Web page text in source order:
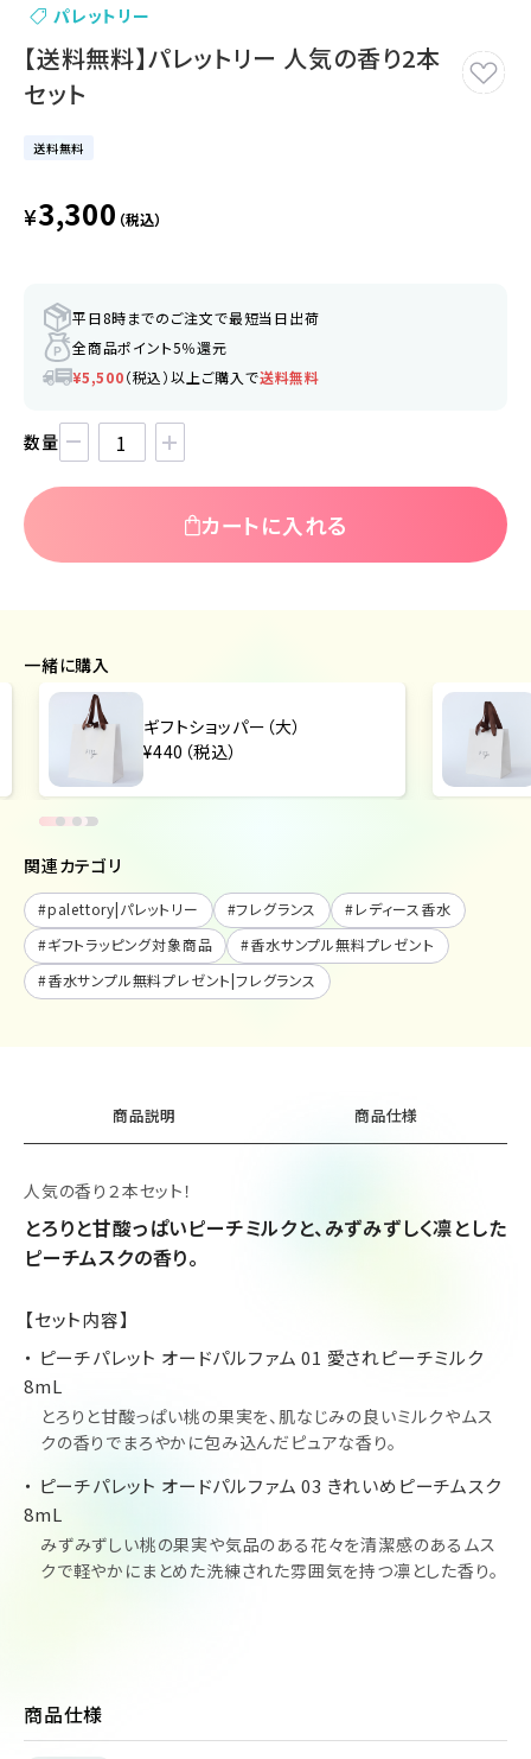
パレットリー
【送料無料】パレットリー 人気の香り2本
セット
送料無料
¥3,300 （税込）
平日8時までのご注文で最短当日出荷
全商品ポイント5％還元
¥5,500（税込）以上ご購入で送料無料
数量
カートに入れる
一緒に購入
ギフトショッパー（大）
¥440（税込）
関連カテゴリ
#palettory|パレットリー #フレグランス #レディース香水
#ギフトラッピング対象商品 #香水サンプル無料プレゼント
#香水サンプル無料プレゼント|フレグランス
商品説明 商品仕様
人気の香り２本セット！
とろりと甘酸っぱいピーチミルクと、みずみずしく凛とした
ピーチムスクの香り。
【セット内容】
・ ピーチパレット オードパルファム 01 愛されピーチミルク
8mL
とろりと甘酸っぱい桃の果実を、肌なじみの良いミルクやムス
クの香りでまろやかに包み込んだピュアな香り。
・ ピーチパレット オードパルファム 03 きれいめピーチムスク
8mL
みずみずしい桃の果実や気品のある花々を清潔感のあるムス
クで軽やかにまとめた洗練された雰囲気を持つ凛とした香り。
商品仕様